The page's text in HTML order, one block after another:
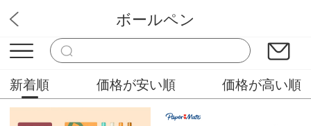
楽山文房具屋
ボールペン
新着順 価格が安い順 価格が高い順